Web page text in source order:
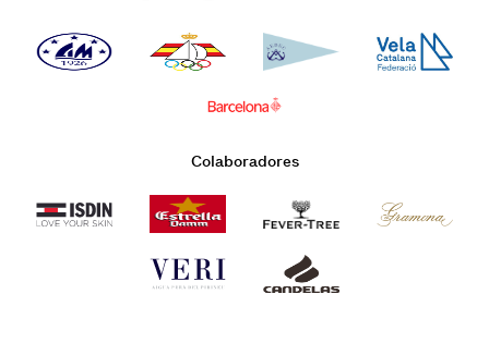
Colaboradores